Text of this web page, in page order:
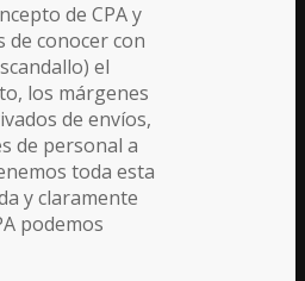
de CPA y
de conocer con
el
los márgenes
de envíos,
de personal a
toda esta
y claramente
podemos